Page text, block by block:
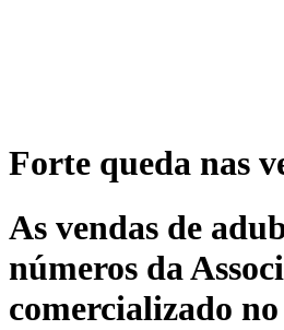
Forte queda nas
As vendas de
números da
comercializado